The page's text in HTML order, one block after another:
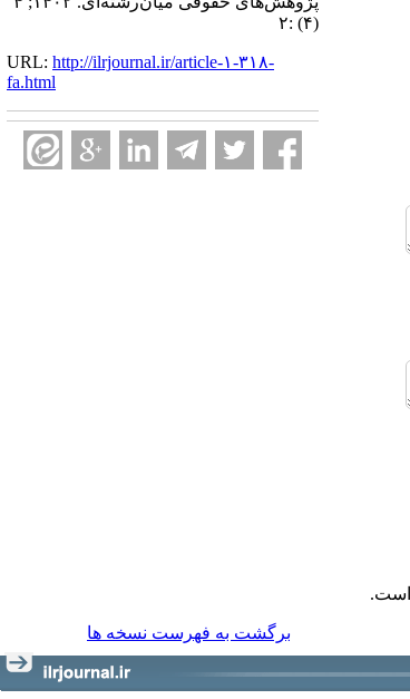
(۴) :۲
URL: http://ilrjournal.ir/article-۱-۳۱۸-
fa.html
است.
برگشت به فهرست نسخه ها